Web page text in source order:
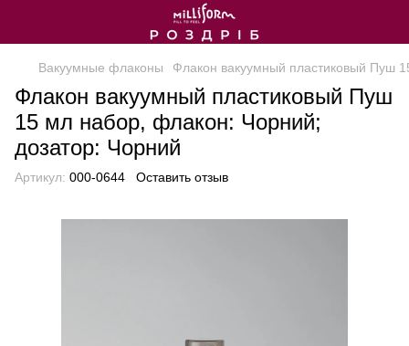
Вакуумные флаконы Флакон вакуумный пластиковый Пуш
Флакон вакуумный пластиковый Пуш
15 мл набор, флакон: Чорний;
дозатор: Чорний
Артикул: 000-0644 Оставить отзыв